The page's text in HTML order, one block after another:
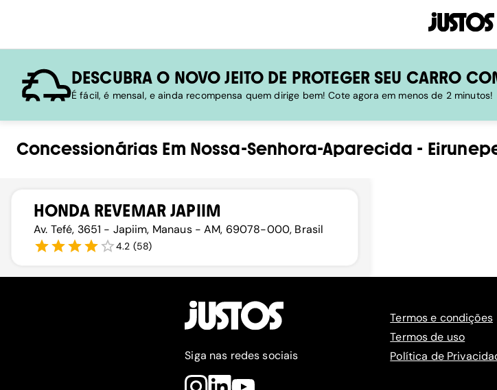
DESCUBRA O NOVO JEITO DE PROTEGER SEU CARRO
É fácil, é mensal, e ainda recompensa quem dirige bem! Cote agora em menos de 2 minutos!
Concessionárias Em Nossa-Senhora-Aparecida -
HONDA REVEMAR JAPIIM
Av. Tefé, 3651 - Japiim, Manaus - AM, 69078-000, Brasil
4.2 (58)
Siga nas redes sociais
Termos e condições
Termos de uso
Política de